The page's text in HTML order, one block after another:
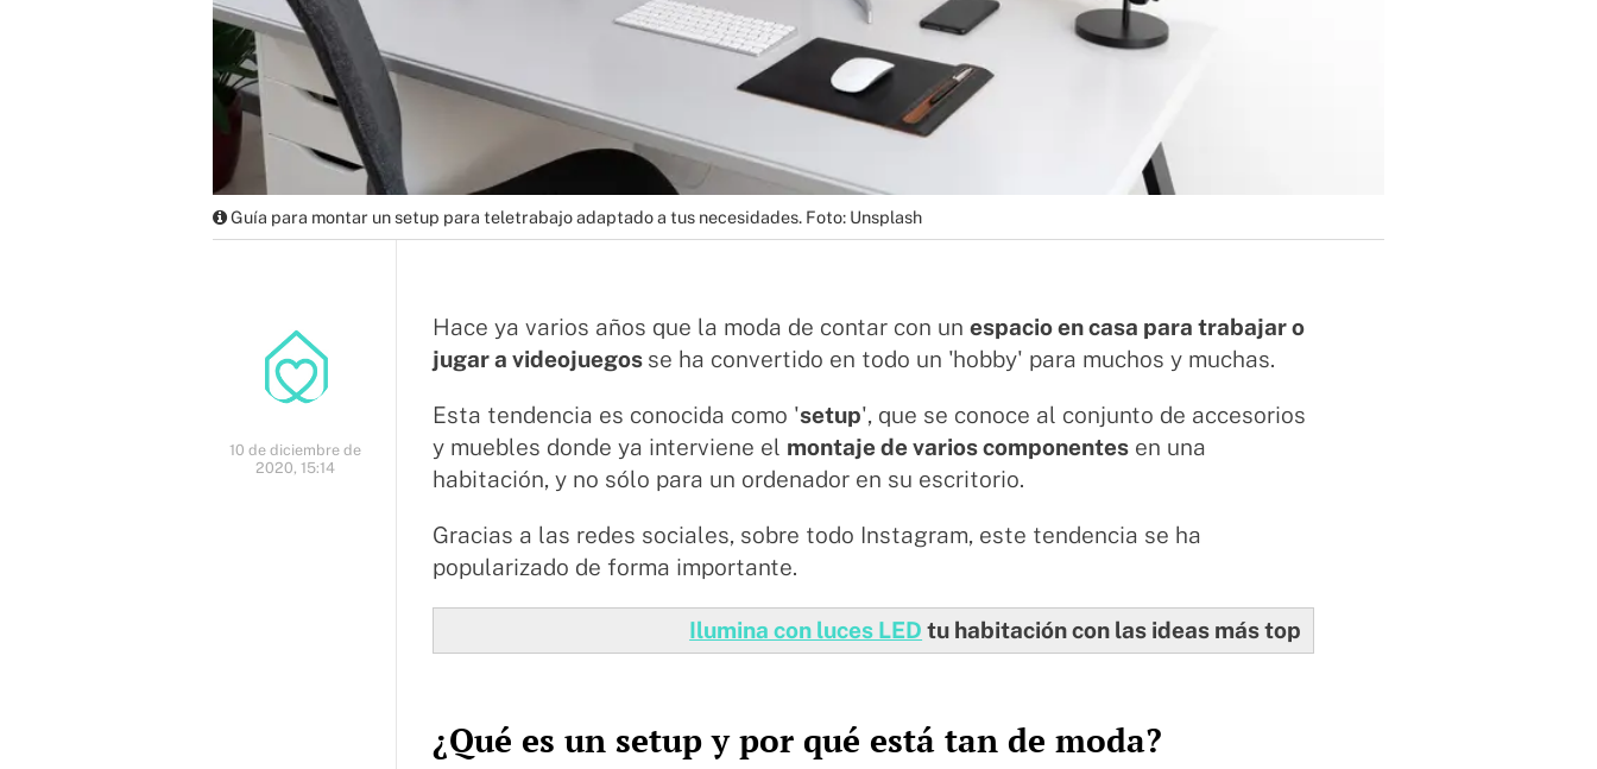
Guía para montar un setup para teletrabajo adaptado a tus necesidades. Foto: Unsplash
10 de diciembre de
2020, 15:14
Hace ya varios años que la moda de contar con unespacio en casa para trabajar o
jugar a videojuegos se ha convertido en todo un 'hobby' para muchos y muchas.
Esta tendencia es conocida como 'setup', que se conoce al conjunto de accesorios
y muebles donde ya interviene el montaje de varios componentes en una
habitación, y no sólo para un ordenador en su escritorio.
Gracias a las redes sociales, sobre todo Instagram, este tendencia se ha
popularizado de forma importante.
Ilumina con luces LED tu habitación con las ideas más top
¿Qué es un setup y por qué está tan de moda?